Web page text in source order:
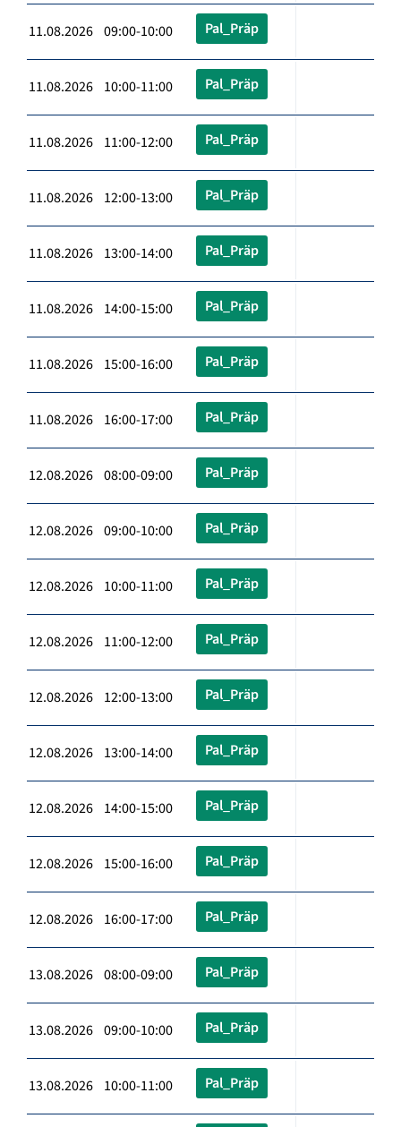
11.08.2026 09:00-10:00 Pal_Präp
11.08.2026 10:00-11:00 Pal_Präp
11.08.2026 11:00-12:00 Pal_Präp
11.08.2026 12:00-13:00 Pal_Präp
11.08.2026 13:00-14:00 Pal_Präp
11.08.2026 14:00-15:00 Pal_Präp
11.08.2026 15:00-16:00 Pal_Präp
11.08.2026 16:00-17:00 Pal_Präp
12.08.2026 08:00-09:00 Pal_Präp
12.08.2026 09:00-10:00 Pal_Präp
12.08.2026 10:00-11:00 Pal_Präp
12.08.2026 11:00-12:00 Pal_Präp
12.08.2026 12:00-13:00 Pal_Präp
12.08.2026 13:00-14:00 Pal_Präp
12.08.2026 14:00-15:00 Pal_Präp
12.08.2026 15:00-16:00 Pal_Präp
12.08.2026 16:00-17:00 Pal_Präp
13.08.2026 08:00-09:00 Pal_Präp
13.08.2026 09:00-10:00 Pal_Präp
13.08.2026 10:00-11:00 Pal_Präp